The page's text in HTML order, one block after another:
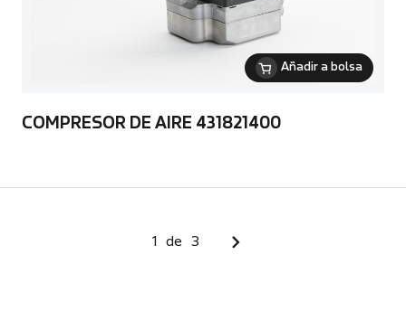
Añadir a bolsa
COMPRESOR DE AIRE 431821400
1 de 3